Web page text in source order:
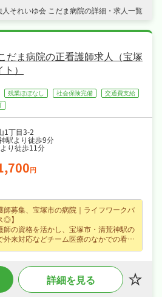
休、プライベートも大切にしながら働け
保険完備、退職金制度あり、住宅補助・
場です☆
人それいゆ会 こだま病院の詳細・求人一覧
だま病院の正看護師求人（宝塚
）
残業ほぼなし 社会保険完備
交通費支給
1丁目3-2
駅より徒歩9分
り徒歩11分
円
師募集、宝塚市の病院｜ライフワークバ
◎】
師の資格を活かし、宝塚市・清荒神駅の
外来対応などチーム医療のなかでの看
1,600円のパート・アルバイト求人、ス
間も活かして働けます◎
ト制・日曜・祝日休みでメリハリよく働
詳細を見る